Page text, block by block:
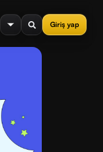
Giriş yap